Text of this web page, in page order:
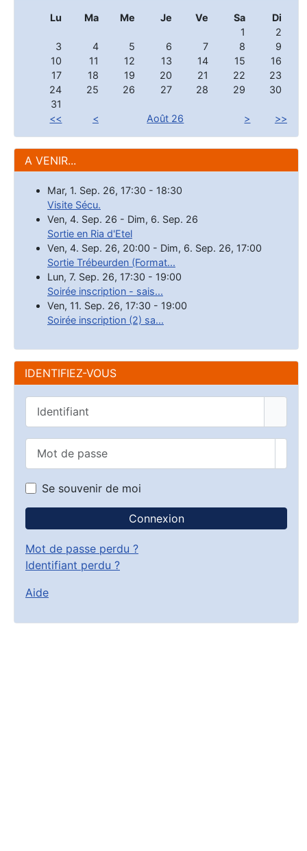
Lu Ma Me Je Ve Sa
Di
1
2
3
4 5 6 7 8
9
10
11 12 13 14 15
16
17
18 19 20 21 22
23
24
25 26 27 28 29
30
31
<<
< Août 26 > >>
A VENIR...
Mar, 1. Sep. 26, 17:30 - 18:30
Visite Sécu.
Ven, 4. Sep. 26 - Dim, 6. Sep. 26
Sortie en Ria d'Etel
Ven, 4. Sep. 26, 20:00 - Dim, 6. Sep. 26, 17:00
Sortie Trébeurden (Format...
Lun, 7. Sep. 26, 17:30 - 19:00
Soirée inscription - sais...
Ven, 11. Sep. 26, 17:30 - 19:00
Soirée inscription (2) sa...
IDENTIFIEZ-VOUS
Se souvenir de moi
Connexion
Mot de passe perdu ?
Identifiant perdu ?
Aide